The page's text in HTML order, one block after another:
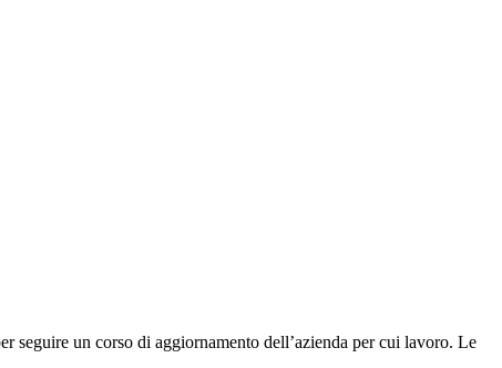
seguire un corso di aggiornamento dell’azienda per cui lavoro. Le